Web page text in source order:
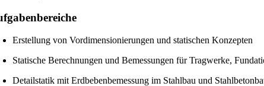
Erstellung von Vordimensionierungen und statischen Konzepten
Statische Berechnungen und Bemessungen für Tragwerke,
Detailstatik mit Erdbebenbemessung im Stahlbau und